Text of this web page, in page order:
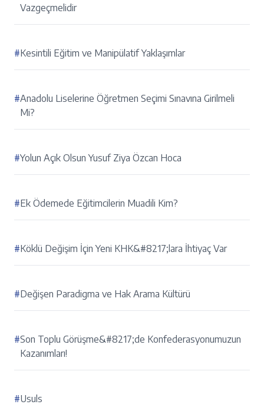
Vazgeçmelidir
#Kesintili Eğitim ve Manipülatif Yaklaşımlar
#Anadolu Liselerine Öğretmen Seçimi Sınavına Girilmeli
Mi?
#Yolun Açık Olsun Yusuf Ziya Özcan Hoca
#Ek Ödemede Eğitimcilerin Muadili Kim?
#Köklü Değişim İçin Yeni KHK&#8217;lara İhtiyaç Var
#Değişen Paradigma ve Hak Arama Kültürü
#Son Toplu Görüşme&#8217;de Konfederasyonumuzun
Kazanımları!
#Usuls